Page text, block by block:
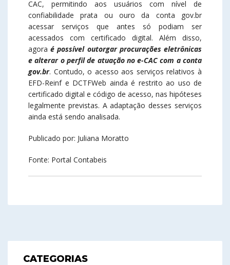
CAC, permitindo aos usuários com nível de
confiabilidade prata ou ouro da conta gov.br
acessar serviços que antes só podiam ser
acessados com certificado digital. Além disso,
agora é possível outorgar procurações eletrônicas
e alterar o perfil de atuação no e-CAC com a conta
gov.br. Contudo, o acesso aos serviços relativos à
EFD-Reinf e DCTFWeb ainda é restrito ao uso de
certificado digital e código de acesso, nas hipóteses
legalmente previstas. A adaptação desses serviços
ainda está sendo analisada.
Publicado por: Juliana Moratto
Fonte: Portal Contabeis
CATEGORIAS